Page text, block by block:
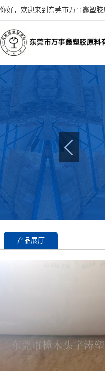
你好，欢迎来到东莞市万事鑫塑胶
产品展厅